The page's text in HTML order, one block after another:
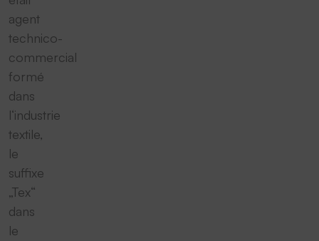
agent
technico-
commercial
formé
dans
l‘industrie
textile,
le
suffixe
„Tex“
dans
le